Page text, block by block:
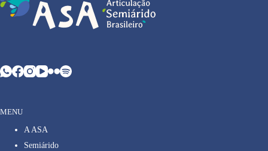
MENU
A ASA
Semiárido